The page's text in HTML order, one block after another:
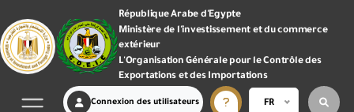
République Arabe d'Egypte
Ministère de l'investissement et du commerce
extérieur
L'Organisation Générale pour le Contrôle des
Exportations et des Importations
Connexion des utilisateurs FR